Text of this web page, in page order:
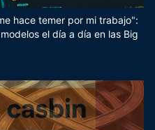
hace temer por mi trabajo":
el día a día en las Big